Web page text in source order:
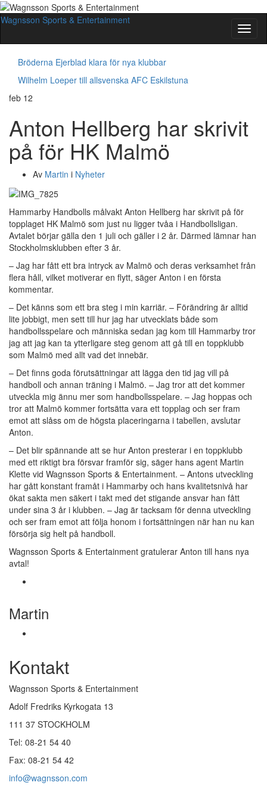
Slå
på/av
Wagnsson Sports & Entertainment
Bröderna Ejerblad klara för nya klubbar
Wilhelm Loeper till allsvenska AFC Eskilstuna
feb 12
Anton Hellberg har skrivit
på för HK Malmö
Av Martin i Nyheter
Hammarby Handbolls målvakt Anton Hellberg har skrivit på för
topplaget HK Malmö som just nu ligger tvåa i Handbollsligan.
Avtalet börjar gälla den 1 juli och gäller i 2 år. Därmed lämnar han
Stockholmsklubben efter 3 år.
– Jag har fått ett bra intryck av Malmö och deras verksamhet från
flera håll, vilket motiverar en flytt, säger Anton i en första
kommentar.
– Det känns som ett bra steg i min karriär. – Förändring är alltid
lite jobbigt, men sett till hur jag har utvecklats både som
handbollsspelare och människa sedan jag kom till Hammarby tror
jag att jag kan ta ytterligare steg genom att gå till en toppklubb
som Malmö med allt vad det innebär.
– Det finns goda förutsättningar att lägga den tid jag vill på
handboll och annan träning i Malmö. – Jag tror att det kommer
utveckla mig ännu mer som handbollsspelare. – Jag hoppas och
tror att Malmö kommer fortsätta vara ett topplag och ser fram
emot att slåss om de högsta placeringarna i tabellen, avslutar
Anton.
– Det blir spännande att se hur Anton presterar i en toppklubb
med ett riktigt bra försvar framför sig, säger hans agent Martin
Klette vid Wagnsson Sports & Entertainment. – Antons utveckling
har gått konstant framåt i Hammarby och hans kvalitetsnivå har
ökat sakta men säkert i takt med det stigande ansvar han fått
under sina 3 år i klubben. – Jag är tacksam för denna utveckling
och ser fram emot att följa honom i fortsättningen när han nu kan
försörja sig helt på handboll.
Wagnsson Sports & Entertainment gratulerar Anton till hans nya
avtal!
Martin
Kontakt
Wagnsson Sports & Entertainment
Adolf Fredriks Kyrkogata 13
111 37 STOCKHOLM
Tel: 08-21 54 40
Fax: 08-21 54 42
info@wagnsson.com